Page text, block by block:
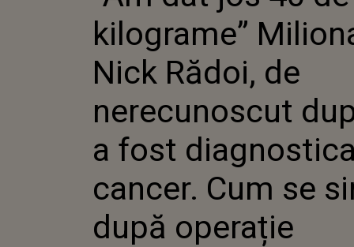
RĂDOI, DE
CE A
kilograme”
Nick Rădoi, de
nerecunoscut
a fost
cancer. Cum se
după operație